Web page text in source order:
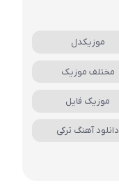
موزیکدل
مختلف موزیک
موزیک فایل
دانلود آهنگ ترکی